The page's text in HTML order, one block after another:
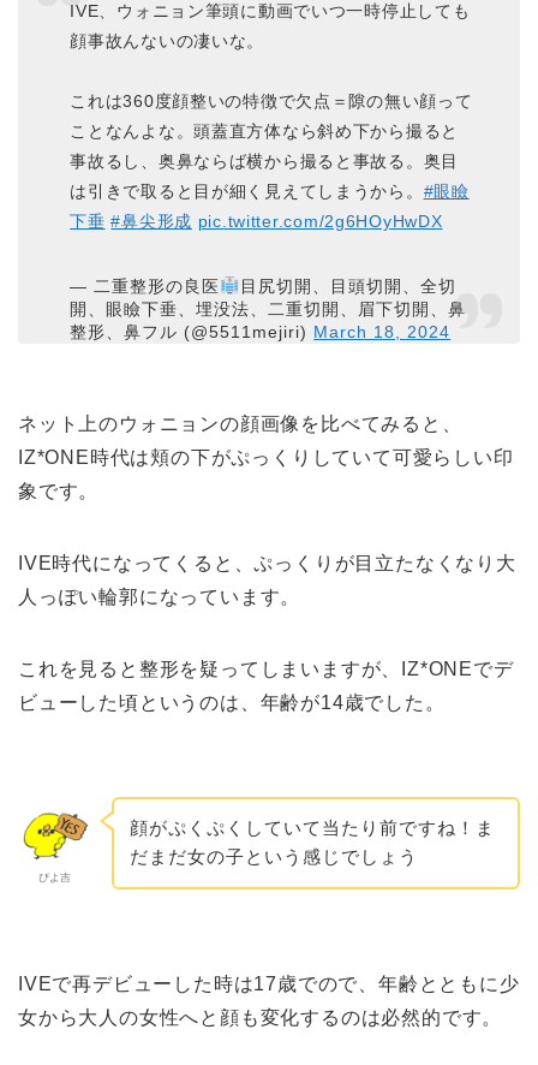
IVE、ウォニョン筆頭に動画でいつ一時停止しても
顔事故んないの凄いな。
これは360度顔整いの特徴で欠点＝隙の無い顔って
ことなんよな。頭蓋直方体なら斜め下から撮ると
事故るし、奥鼻ならば横から撮ると事故る。奥目
は引きで取ると目が細く見えてしまうから。 #眼瞼
下垂 #鼻尖形成 pic.twitter.com/2g6HOyHwDX
— 二重整形の良医
目尻切開、目頭切開、全切
開、眼瞼下垂、埋没法、二重切開、眉下切開、鼻
整形、鼻フル (@5511mejiri) March 18, 2024
ネット上のウォニョンの顔画像を比べてみると、
IZ*ONE時代は頬の下がぷっくりしていて可愛らしい印
象です。
IVE時代になってくると、ぷっくりが目立たなくなり大
人っぽい輪郭になっています。
これを見ると整形を疑ってしまいますが、IZ*ONEでデ
ビューした頃というのは、年齢が14歳でした。
ぴよ吉
顔がぷくぷくしていて当たり前ですね！ま
だまだ女の子という感じでしょう
IVEで再デビューした時は17歳でので、年齢とともに少
女から大人の女性へと顔も変化するのは必然的です。